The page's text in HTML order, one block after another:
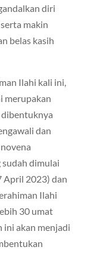
diri
makin
belas kasih
Ilahi kali ini,
merupakan
dan
sudah dimulai
April 2023) dan
Ilahi
30 umat
ini akan menjadi